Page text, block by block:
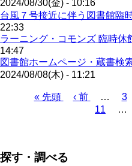
2024/08/30(金) - 10:16
台風７号接近に伴う図書館臨
22:33
ラーニング・コモンズ 臨時休
14:47
図書館ホームページ・蔵書検
2024/08/08(木) - 11:21
り
先
« 先頭
前
‹ 前 …
ペ
ー
3
11 …
探す・調べる